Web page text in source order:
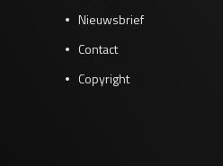
Nieuwsbrief
Contact
Copyright